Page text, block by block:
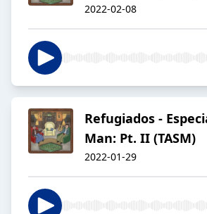
2022-02-08
Refugiados -
Man: Pt. II (TASM)
2022-01-29